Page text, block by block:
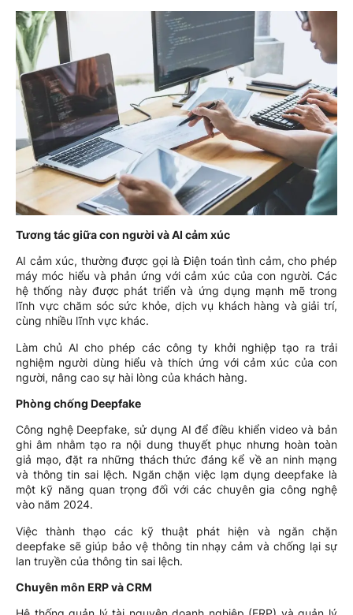
Tương tác giữa con người và AI cảm xúc
AI cảm xúc, thường được gọi là Điện toán tình cảm, cho phép
máy móc hiểu và phản ứng với cảm xúc của con người. Các
hệ thống này được phát triển và ứng dụng mạnh mẽ trong
lĩnh vực chăm sóc sức khỏe, dịch vụ khách hàng và giải trí,
cùng nhiều lĩnh vực khác.
Làm chủ AI cho phép các công ty khởi nghiệp tạo ra trải
nghiệm người dùng hiểu và thích ứng với cảm xúc của con
người, nâng cao sự hài lòng của khách hàng.
Phòng chống Deepfake
Công nghệ Deepfake, sử dụng AI để điều khiển video và bản
ghi âm nhằm tạo ra nội dung thuyết phục nhưng hoàn toàn
giả mạo, đặt ra những thách thức đáng kể về an ninh mạng
và thông tin sai lệch. Ngăn chặn việc lạm dụng deepfake là
một kỹ năng quan trọng đối với các chuyên gia công nghệ
vào năm 2024.
Việc thành thạo các kỹ thuật phát hiện và ngăn chặn
deepfake sẽ giúp bảo vệ thông tin nhạy cảm và chống lại sự
lan truyền của thông tin sai lệch.
Chuyên môn ERP và CRM